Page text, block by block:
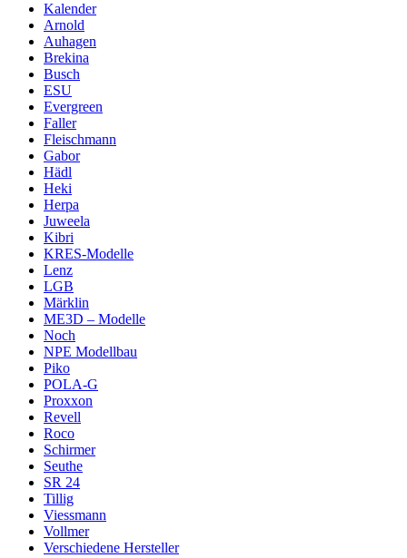
Kalender
Arnold
Auhagen
Brekina
Busch
ESU
Evergreen
Faller
Fleischmann
Gabor
Hädl
Heki
Herpa
Juweela
Kibri
KRES-Modelle
Lenz
LGB
Märklin
ME3D – Modelle
Noch
NPE Modellbau
Piko
POLA-G
Proxxon
Revell
Roco
Schirmer
Seuthe
SR 24
Tillig
Viessmann
Vollmer
Verschiedene Hersteller